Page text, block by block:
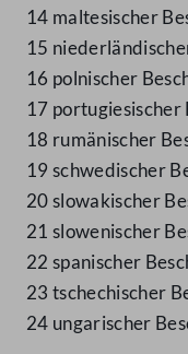
14 maltesischer
15
16 polnischer
17 portugiesischer
18 rumänischer
19 schwedischer
20 slowakischer
21 slowenischer
22 spanischer
23 tschechischer
24 ungarischer